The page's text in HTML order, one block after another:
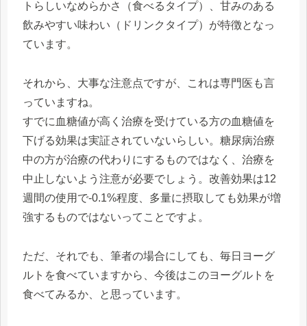
トらしいなめらかさ（食べるタイプ）、甘みのある
飲みやすい味わい（ドリンクタイプ）が特徴となっ
ています。
それから、大事な注意点ですが、これは専門医も言
っていますね。
すでに血糖値が高く治療を受けている方の血糖値を
下げる効果は実証されていないらしい。糖尿病治療
中の方が治療の代わりにするものではなく、治療を
中止しないよう注意が必要でしょう。改善効果は12
週間の使用で-0.1%程度、多量に摂取しても効果が増
強するものではないってことですよ。
ただ、それでも、筆者の場合にしても、毎日ヨーグ
ルトを食べていますから、今後はこのヨーグルトを
食べてみるか、と思っています。